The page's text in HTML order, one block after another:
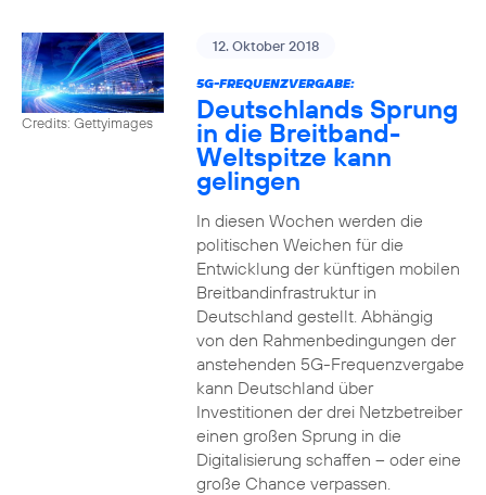
Credits: Gettyimages
12. Oktober 2018
5G-FREQUENZVERGABE:
Deutschlands Sprung
in die Breitband-
Weltspitze kann
gelingen
In diesen Wochen werden die
politischen Weichen für die
Entwicklung der künftigen mobilen
Breitbandinfrastruktur in
Deutschland gestellt. Abhängig
von den Rahmenbedingungen der
anstehenden 5G-Frequenzvergabe
kann Deutschland über
Investitionen der drei Netzbetreiber
einen großen Sprung in die
Digitalisierung schaffen – oder eine
große Chance verpassen.